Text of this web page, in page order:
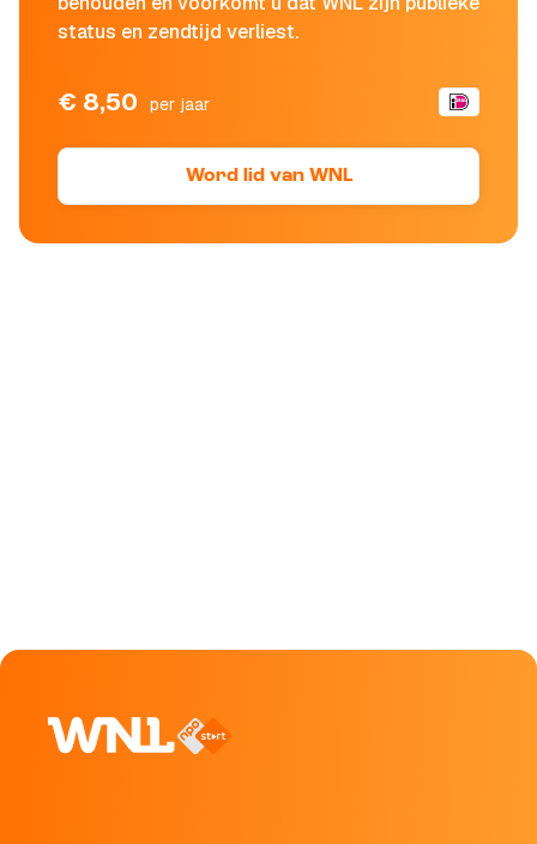
status en zendtijd verliest.
€ 8,50 per jaar
Word lid van WNL